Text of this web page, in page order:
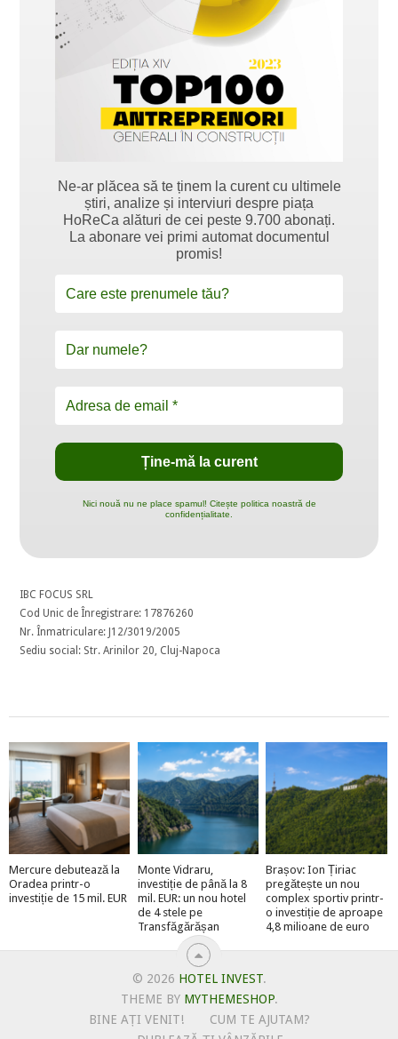
Ne-ar plăcea să te ținem la curent cu ultimele
știri, analize și interviuri despre piața
HoReCa alături de cei peste 9.700 abonați.
La abonare vei primi automat documentul
promis!
Nici nouă nu ne place spamul! Citește politica noastră de
confidențialitate.
IBC FOCUS SRL
Cod Unic de Înregistrare: 17876260
Nr. Înmatriculare: J12/3019/2005
Sediu social: Str. Arinilor 20, Cluj-Napoca
Mercure debutează la
Oradea printr-o
investiție de 15 mil. EUR
Monte Vidraru,
investiție de până la 8
mil. EUR: un nou hotel
de 4 stele pe
Transfăgărășan
Brașov: Ion Țiriac
pregătește un nou
complex sportiv printr-
o investiție de aproape
4,8 milioane de euro
© 2026 HOTEL INVEST.
THEME BY MYTHEMESHOP.
BINE AȚI VENIT!
CUM TE AJUTAM?